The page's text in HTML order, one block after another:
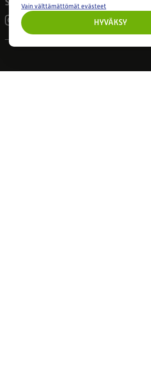
Vain välttämättömät evästeet
HYVÄKSY